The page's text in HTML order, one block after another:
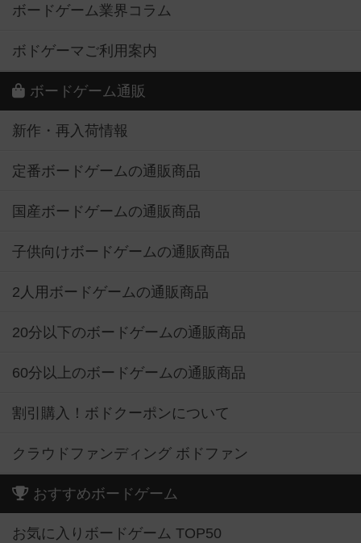
ボードゲーム業界コラム
ボドゲーマご利用案内
ボードゲーム通販
新作・再入荷情報
定番ボードゲームの通販商品
国産ボードゲームの通販商品
子供向けボードゲームの通販商品
2人用ボードゲームの通販商品
20分以下のボードゲームの通販商品
60分以上のボードゲームの通販商品
割引購入！ボドクーポンについて
クラウドファンディング ボドファン
おすすめボードゲーム
お気に入りボードゲーム TOP50